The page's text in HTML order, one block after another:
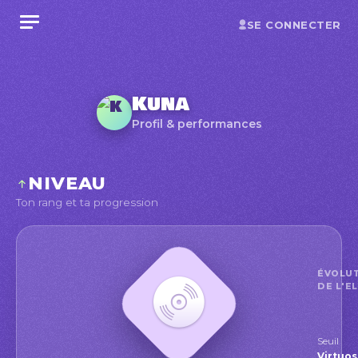
SE CONNECTER
Kuna
Profil & performances
NIVEAU
Ton rang et ta progression
DE
Seuil